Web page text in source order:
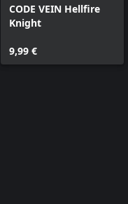
CODE VEIN Hellfire
Knight
9,99 €